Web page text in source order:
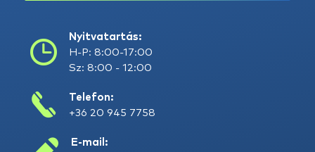
Nyitvatartás:
H-P: 8:00-17:00
Sz: 8:00 - 12:00
Telefon:
+36 20 945 7758
E-mail: